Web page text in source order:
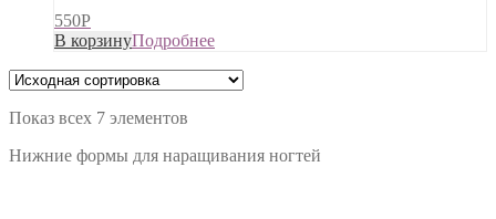
550Р
В корзинуПодробнее
Показ всех 7 элементов
Нижние формы для наращивания ногтей